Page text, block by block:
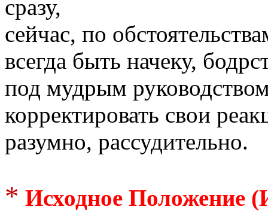
сразу,
сейчас, по
всегда быть начеку,
под мудрым
корректировать свои
разумно, рассудительно.
* Исходное Положение